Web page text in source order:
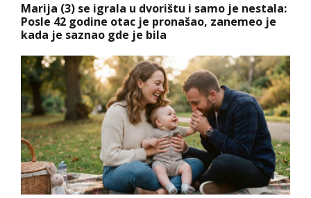
Marija (3) se igrala u dvorištu i samo je nestala:
Posle 42 godine otac je pronašao, zanemeo je
kada je saznao gde je bila